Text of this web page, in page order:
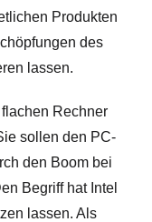
Produkten
des
lassen.
Rechner
sollen den PC-
den Boom bei
Begriff hat Intel
lassen. Als